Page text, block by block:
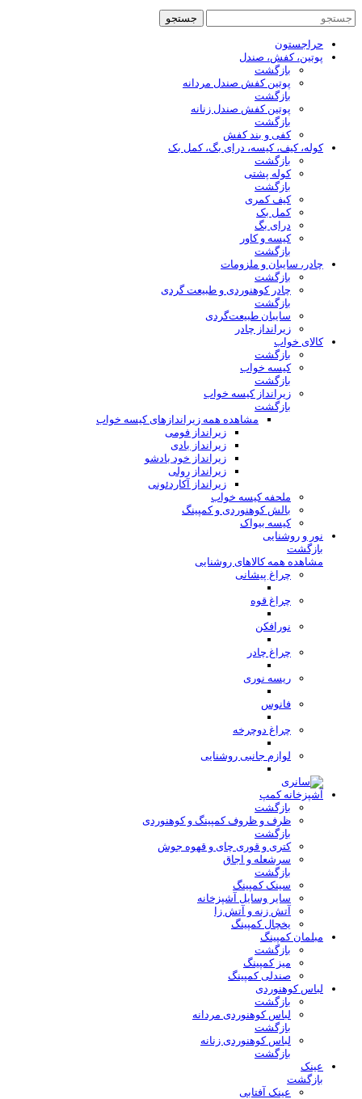
جستجو
حراجستون
پوتین، کفش، صندل
بازگشت
پوتین کفش صندل مردانه
بازگشت
پوتین کفش صندل زنانه
بازگشت
کفی و بند کفش
کوله، کیف، کیسه، درای بگ، کمل بک
بازگشت
کوله پشتی
بازگشت
کیف کمری
کمل بک
درای بگ
کیسه و کاور
بازگشت
چادر، سایبان و ملزومات
بازگشت
چادر کوهنوردی و طبیعت گردی
بازگشت
سایبان طبیعت‌گردی
زیرانداز چادر
کالای خواب
بازگشت
کیسه خواب
بازگشت
زیرانداز کیسه خواب
بازگشت
مشاهده همه زیراندازهای کیسه خواب
زیرانداز فومی
زیرانداز بادی
زیرانداز خود بادشو
زیرانداز رولی
زیرانداز آکاردئونی
ملحفه کیسه خواب
بالش کوهنوردی و کمپینگ
کیسه بیواک
نور و روشنایی
بازگشت
مشاهده همه کالاهای روشنایی
چراغ پیشانی
چراغ قوه
نورافکن
چراغ چادر
ریسه نوری
فانوس
چراغ دوچرخه
لوازم جانبی روشنایی
آشپزخانه کمپ
بازگشت
ظرف و ظروف کمپینگ و کوهنوردی
بازگشت
کتری و قوری چای و قهوه جوش
سرشعله و اجاق
بازگشت
سینک کمپینگ
سایر وسایل آشپزخانه
آتش زنه و آتش زا
یخچال کمپینگ
مبلمان کمپینگ
بازگشت
میز کمپینگ
صندلی کمپینگ
لباس کوهنوردی
بازگشت
لباس کوهنوردی مردانه
بازگشت
لباس کوهنوردی زنانه
بازگشت
عینک
بازگشت
عینک آفتابی